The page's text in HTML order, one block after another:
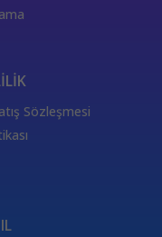
burçların özellikleri
Sözleşmesi